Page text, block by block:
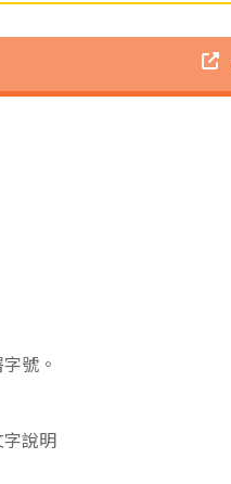
號。
說明